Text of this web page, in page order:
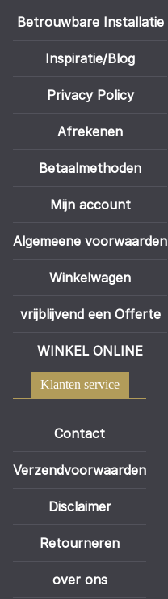
Betrouwbare Installatie
Inspiratie/Blog
Privacy Policy
Afrekenen
Betaalmethoden
Mijn account
Algemeene voorwaarden
Winkelwagen
vrijblijvend een Offerte
WINKEL ONLINE
Klanten service
Contact
Verzendvoorwaarden
Disclaimer
Retourneren
over ons